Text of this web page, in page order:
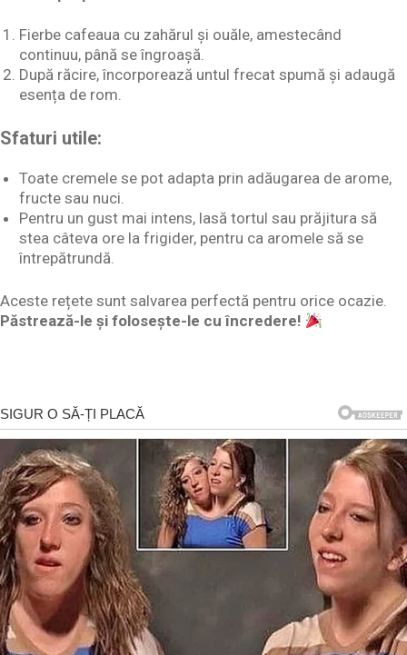
Fierbe cafeaua cu zahărul și ouăle, amestecând
continuu, până se îngroașă.
După răcire, încorporează untul frecat spumă și adaugă
esența de rom.
Sfaturi utile:
Toate cremele se pot adapta prin adăugarea de arome,
fructe sau nuci.
Pentru un gust mai intens, lasă tortul sau prăjitura să
stea câteva ore la frigider, pentru ca aromele să se
întrepătrundă.
Aceste rețete sunt salvarea perfectă pentru orice ocazie.
Păstrează-le și folosește-le cu încredere!